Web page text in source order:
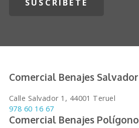
Comercial Benajes Salvador
Calle Salvador 1, 44001 Teruel
978 60 16 67
Comercial Benajes Polígono